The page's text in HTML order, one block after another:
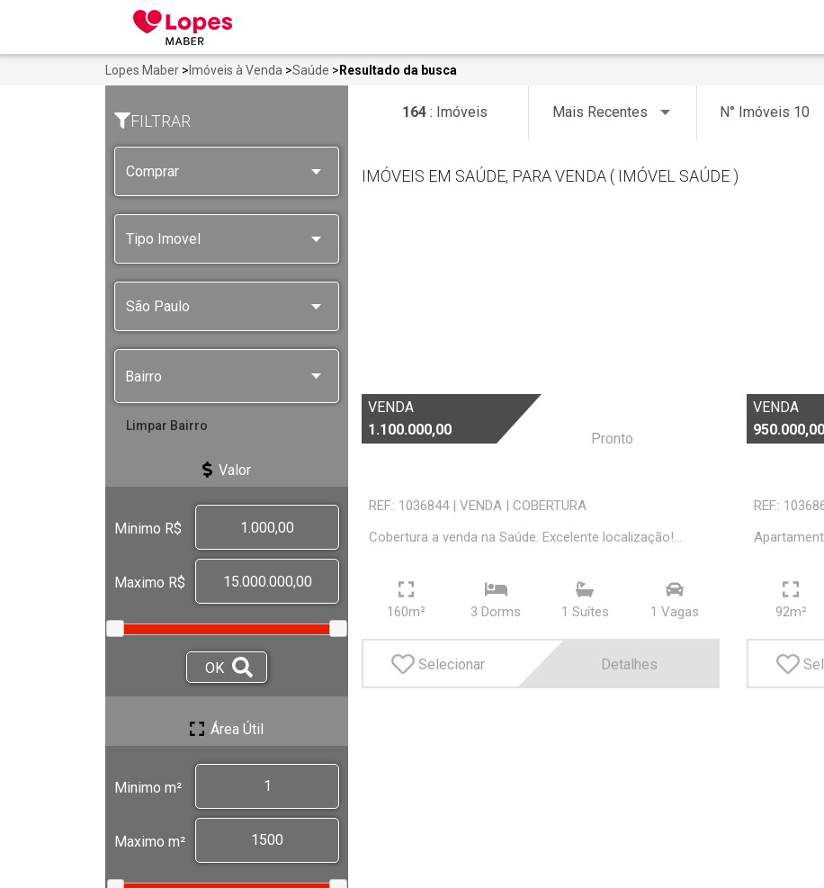
Lopes Maber > Imóveis à Venda >Saúde > Resultado da busca
FILTRAR
Bairro
OK
Valor
Minimo R$
Maximo R$
OK
Área Útil
Minimo m²
Maximo m²
164 : Imóveis
IMÓVEIS EM SAÚDE, PARA VENDA ( IMÓVEL SAÚDE )
VENDA
1.100.000,00
Pronto
REF.: 1036844 | VENDA | COBERTURA
Cobertura a venda na Saúde. Excelente localização!...
160m² 3 Dorms 1 Suí­tes 1 Vagas
Selecionar Detalhes
VENDA
950.000,00
REF.:
92m²